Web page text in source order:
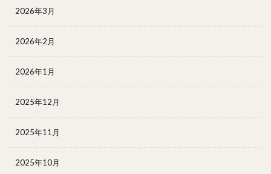
2026年3月
2026年2月
2026年1月
2025年12月
2025年11月
2025年10月